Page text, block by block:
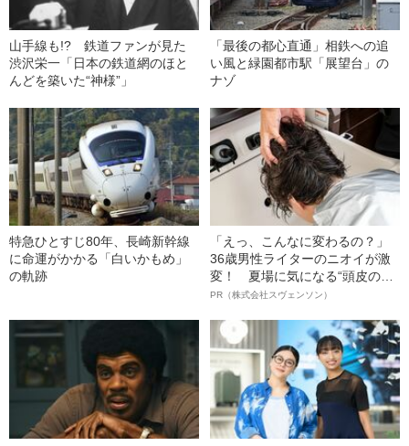
山手線も!? 鉄道ファンが見た
渋沢栄一「日本の鉄道網のほと
んどを築いた“神様”」
「最後の都心直通」相鉄への追
い風と緑園都市駅「展望台」の
ナゾ
特急ひとすじ80年、長崎新幹線
に命運がかかる「白いかもめ」
の軌跡
「えっ、こんなに変わるの？」
36歳男性ライターのニオイが激
変！ 夏場に気になる“頭皮のニ
オイ”や“ベタつき”を解消す
ト”が生み出した徹底ケアとは
PR（株式会社スヴェンソン）